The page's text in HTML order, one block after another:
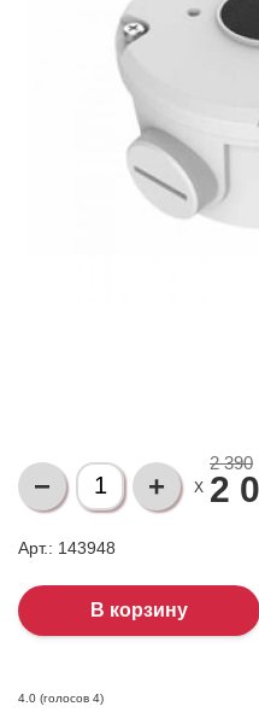
X
2 390
2
Арт.: 143948
4.0 (голосов 4)